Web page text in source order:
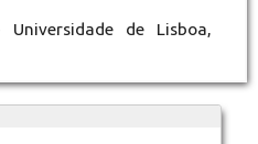
de Lisboa,